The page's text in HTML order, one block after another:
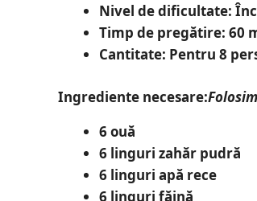
Nivel de dificultate:
Timp de pregătire: 60
Cantitate: Pentru 8
Ingrediente necesare:
6 ouă
6 linguri zahăr pudră
6 linguri apă rece
6 linguri făină